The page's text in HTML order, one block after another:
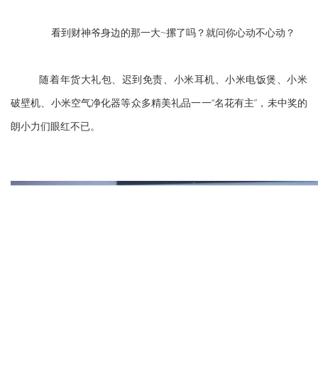
看到财神爷身边的那一大~摞了吗？就问你心动不心动？
随着年货大礼包、迟到免责、小米耳机、小米电饭煲、小米
破壁机、小米空气净化器等众多精美礼品一一“名花有主”，未中奖的
朗小力们眼红不已。